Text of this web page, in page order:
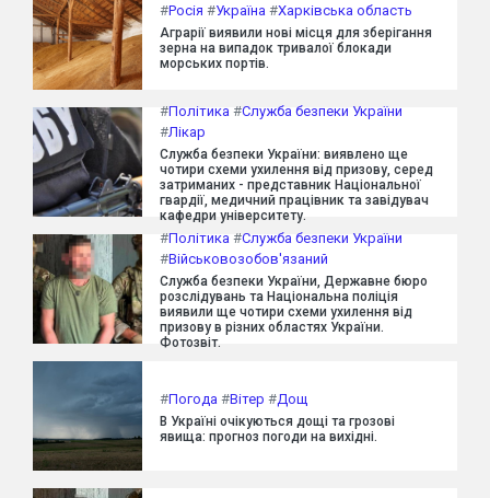
#Росія #Україна #Харківська область
Аграрії виявили нові місця для зберігання
зерна на випадок тривалої блокади
морських портів.
#Політика #Служба безпеки України
#Лікар
Служба безпеки України: виявлено ще
чотири схеми ухилення від призову, серед
затриманих - представник Національної
гвардії, медичний працівник та завідувач
кафедри університету.
#Політика #Служба безпеки України
#Військовозобов'язаний
Служба безпеки України, Державне бюро
розслідувань та Національна поліція
виявили ще чотири схеми ухилення від
призову в різних областях України.
Фотозвіт.
#Погода #Вітер #Дощ
В Україні очікуються дощі та грозові
явища: прогноз погоди на вихідні.